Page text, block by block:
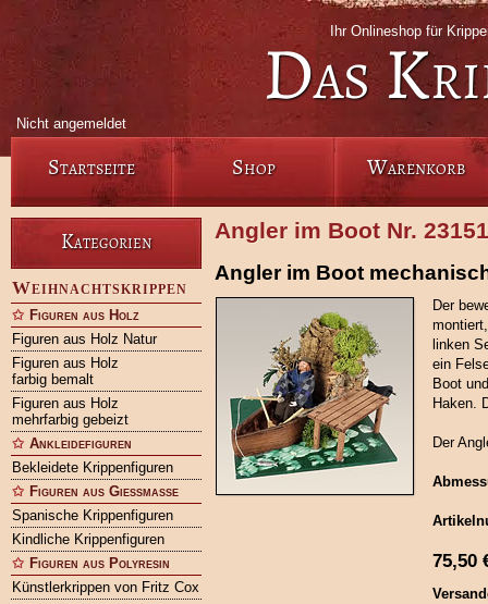
Ihr Onlineshop für
Das
Nicht angemeldet
Startseite Shop Warenkorb
Kategorien
Weihnachtskrippen
Figuren aus Holz
Figuren aus Holz Natur
Figuren aus Holz
farbig bemalt
Figuren aus Holz
mehrfarbig gebeizt
Ankleidefiguren
Bekleidete Krippenfiguren
Figuren aus Gießmasse
Spanische Krippenfiguren
Kindliche Krippenfiguren
Figuren aus Polyresin
Künstlerkrippen von Fritz Cox
Angler im Boot Nr. 23151
Angler im Boot
Der
linken
ein
Boot
Haken.
Der
75,50